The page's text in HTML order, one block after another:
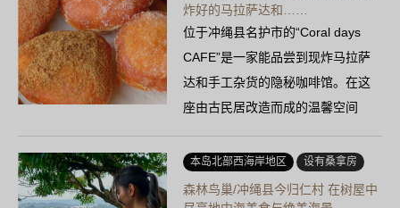
炸好的马拉萨达和……
位于冲绳县名护市的“Coral days
CAFE”是一家能品尝到现炸马拉萨
达和手工杂货的隐秘咖啡馆。在这
座由古民居改造而成的温馨空间
里，悠……
本岛北部西海岸地区 设有桑拿房
森林鸟巢/冲绳县今归仁村 在树屋中